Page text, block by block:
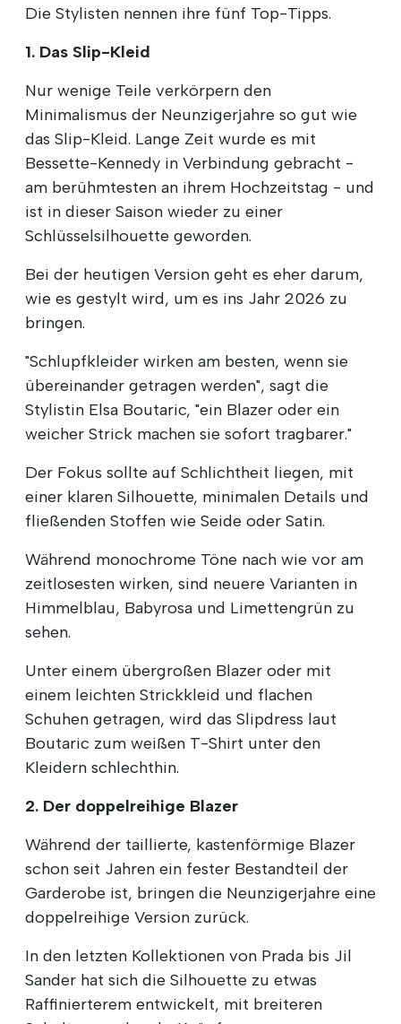
Die Stylisten nennen ihre fünf Top-Tipps.
1. Das Slip-Kleid
Nur wenige Teile verkörpern den
Minimalismus der Neunzigerjahre so gut wie
das Slip-Kleid. Lange Zeit wurde es mit
Bessette-Kennedy in Verbindung gebracht -
am berühmtesten an ihrem Hochzeitstag - und
ist in dieser Saison wieder zu einer
Schlüsselsilhouette geworden.
Bei der heutigen Version geht es eher darum,
wie es gestylt wird, um es ins Jahr 2026 zu
bringen.
"Schlupfkleider wirken am besten, wenn sie
übereinander getragen werden", sagt die
Stylistin Elsa Boutaric, "ein Blazer oder ein
weicher Strick machen sie sofort tragbarer."
Der Fokus sollte auf Schlichtheit liegen, mit
einer klaren Silhouette, minimalen Details und
fließenden Stoffen wie Seide oder Satin.
Während monochrome Töne nach wie vor am
zeitlosesten wirken, sind neuere Varianten in
Himmelblau, Babyrosa und Limettengrün zu
sehen.
Unter einem übergroßen Blazer oder mit
einem leichten Strickkleid und flachen
Schuhen getragen, wird das Slipdress laut
Boutaric zum weißen T-Shirt unter den
Kleidern schlechthin.
2. Der doppelreihige Blazer
Während der taillierte, kastenförmige Blazer
schon seit Jahren ein fester Bestandteil der
Garderobe ist, bringen die Neunzigerjahre eine
doppelreihige Version zurück.
In den letzten Kollektionen von Prada bis Jil
Sander hat sich die Silhouette zu etwas
Raffinierterem entwickelt, mit breiteren